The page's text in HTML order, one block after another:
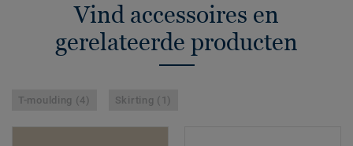
Vind accessoires en
gerelateerde producten
T-moulding (4) Skirting (1)